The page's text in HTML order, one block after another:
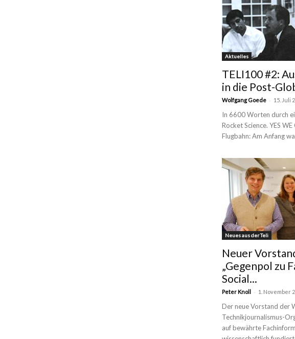
Aktuelles
TELI100 #2:
in die Post-
Wolfgang Goede - 15. Juli
In 6600 Worten durch
Rocket Science. YES
Flugbahn: Am Anfang
Neues aus der Teli
Neuer
„Gegenpol zu
Social...
Peter Knoll - 1. November
Der neue Vorstand der
Technikjournalismus-
auf bewährte